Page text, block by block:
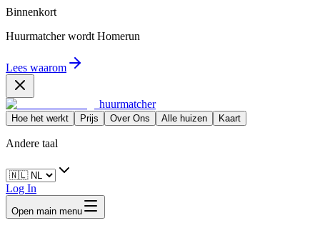
Binnenkort
Huurmatcher wordt Homerun
Lees waarom
huurmatcher
Hoe het werkt Prijs Over Ons Alle huizen Kaart
Andere taal
Log In
Open main menu